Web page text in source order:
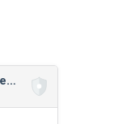
Facts about the world (questions)